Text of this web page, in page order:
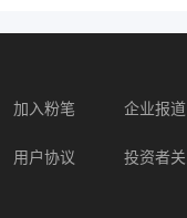
加入粉笔 企业报道
用户协议 投资者